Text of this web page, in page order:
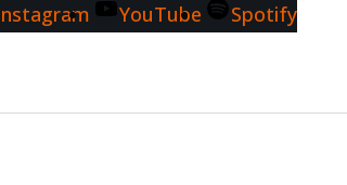
YouTube Spotify